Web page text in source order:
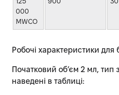
000
MWCO
Робочі характеристики для
Початковий об’єм 2 мл, тип
наведені в таблиці: